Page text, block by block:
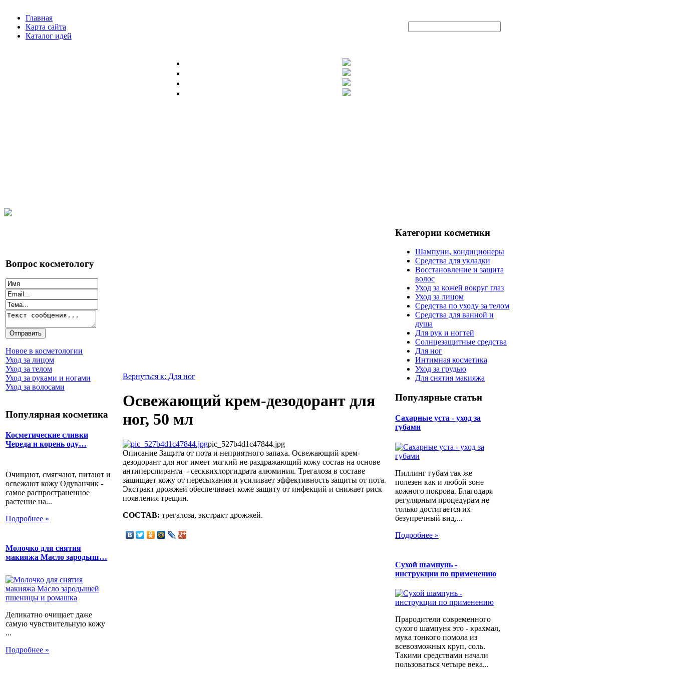
Главная
Карта сайта
Каталог идей
Вопрос косметологу
Новое в косметологии
Уход за лицом
Уход за телом
Уход за руками и ногами
Уход за волосами
Популярная косметика
Косметические сливки
Череда и корень оду…
Очищают, смягчают, питают и
освежают кожу Одуванчик -
самое распространенное
растение на...
Подробнее »
Молочко для снятия
макияжа Масло зародыш…
Деликатно очищает даже
самую чувствительную кожу
...
Подробнее »
Вернуться к: Для ног
Освежающий крем-дезодорант для
ног, 50 мл
pic_527b4d1c47844.jpg
Описание Защита от пота и неприятного запаха. Освежающий крем-
дезодорант для ног имеет мягкий не раздражающий кожу состав на основе
антиперспиранта - сесквихлоргидрата алюминия. Трегалоза в составе
защищает кожу от пересыхания и усиливает эффективность защиты от пота.
Экстракт дрожжей обеспечивает коже защиту от инфекций и снижает риск
появления трещин.
СОСТАВ: трегалоза, экстракт дрожжей.
Категории косметики
Шампуни, кондиционеры
Средства для укладки
Восстановление и защита
волос
Уход за кожей вокруг глаз
Уход за лицом
Средства по уходу за телом
Средства для ванной и
душа
Для рук и ногтей
Солнцезащитные средства
Для ног
Интимная косметика
Уход за грудью
Для снятия макияжа
Популярные статьи
Сахарные уста - уход за
губами
Пиллинг губам так же
полезен как и любой зоне
кожного покрова. Благодаря
регулярным процедурам не
только достигается их
безупречный вид,...
Подробнее »
Сухой шампунь -
инструкции по применению
Прародители современного
сухого шампуня это - крахмал,
мука тонкого помола из
всевозможных круп, соль.
Такими средствами начали
пользоваться четыре века...